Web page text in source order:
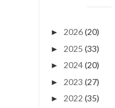
► 2026(20)
► 2025 (33)
► 2024(20)
► 2023 (27)
► 2022 (35)